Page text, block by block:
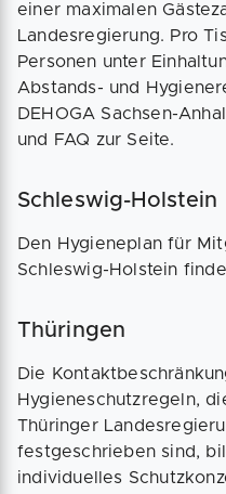
einer maximalen
Landesregierung. Pro
Personen unter
Abstands- und
DEHOGA Sachsen-
und FAQ zur Seite.
Schleswig-Holstein
Den Hygieneplan für
Schleswig-Holstein
Thüringen
Die
Hygieneschutzregeln,
Thüringer
festgeschrieben sind,
individuelles